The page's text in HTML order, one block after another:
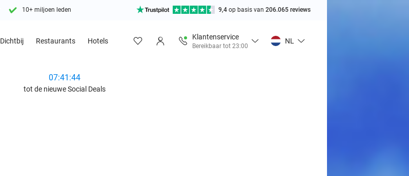
10+ miljoen leden 9,4 op basis van 206.065 reviews
Dichtbij Restaurants Hotels
Klantenservice
Bereikbaar tot 23:00
NL
07:41:42
tot de nieuwe Social Deals